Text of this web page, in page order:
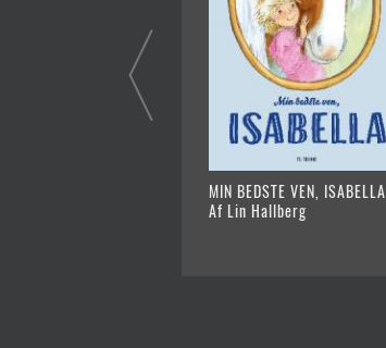
MIN BEDSTE VEN, ISABELLA
Af Lin Hallberg